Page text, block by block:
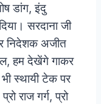
डांग, इंदु
सरदाना जी
निदेशक अजीत
हम देखेंगे गाकर
स्थायी टेक पर
राज गर्ग, प्रो